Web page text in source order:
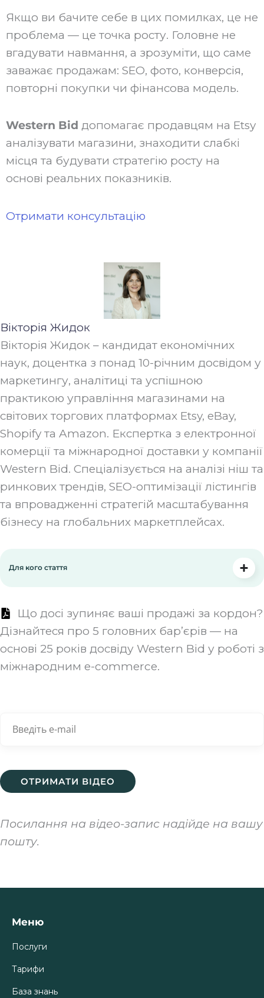
Якщо ви бачите себе в цих помилках, це не
проблема — це точка росту. Головне не
вгадувати навмання, а зрозуміти, що саме
заважає продажам: SEO, фото, конверсія,
повторні покупки чи фінансова модель.
Western Bid допомагає продавцям на Etsy
аналізувати магазини, знаходити слабкі
місця та будувати стратегію росту на
основі реальних показників.
Отримати консультацію
Вікторія Жидок
Вікторія Жидок – кандидат економічних
наук, доцентка з понад 10-річним досвідом у
маркетингу, аналітиці та успішною
практикою управління магазинами на
світових торгових платформах Etsy, eBay,
Shopify та Amazon. Експертка з електронної
комерції та міжнародної доставки у компанії
Western Bid. Спеціалізується на аналізі ніш та
ринкових трендів, SEO-оптимізації лістингів
та впровадженні стратегій масштабування
бізнесу на глобальних маркетплейсах.
Для кого стаття
Що досі зупиняє ваші продажі за кордон?
Дізнайтеся про 5 головних бар’єрів — на
основі 25 років досвіду Western Bid у роботі з
міжнародним e-commerce.
Посилання на відео-запис надійде на вашу
пошту.
Меню
Послуги
Тарифи
База знань